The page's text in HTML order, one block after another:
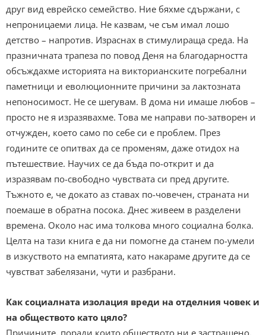
друг вид еврейско семейство. Ние бяхме сдържани, с
непроницаеми лица. Не казвам, че съм имал лошо
детство – напротив. Израснах в стимулираща среда. На
празничната трапеза по повод Деня на благодарността
обсъждахме историята на викторианските погребални
паметници и еволюционните причини за лактозната
непоносимост. Не се шегувам. В дома ни имаше любов –
просто не я изразявахме. Това ме направи по-затворен и
отчужден, което само по себе си е проблем. През
годините се опитвах да се променям, даже отидох на
пътешествие. Научих се да бъда по-открит и да
изразявам по-свободно чувствата си пред другите.
Тъжното е, че докато аз ставах по-човечен, страната ни
поемаше в обратна посока. Днес живеем в разделени
времена. Около нас има толкова много социална болка.
Целта на тази книга е да ни помогне да станем по-умели
в изкуството на емпатията, като накараме другите да се
чувстват забелязани, чути и разбрани.
Как социалната изолация вреди на отделния човек и
на обществото като цяло?
Причините, поради които обществото ни е застрашено,